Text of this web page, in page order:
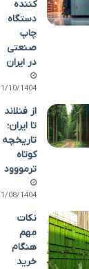
کننده
دستگاه
چاپ
صنعتی
در ایران
11/10/1404
از فنلاند
تا ایران؛
تاریخچه
کوتاه
ترمووود
21/08/1404
نکات
مهم
هنگام
خرید